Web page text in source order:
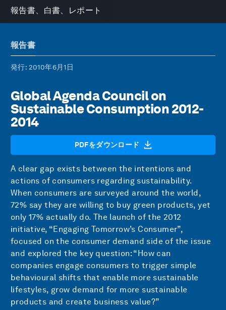
報告書、白書、レポート
報告書
発行: 2010年6月1日
Global Agenda Council on
Sustainable Consumption 2012-
2014
PDFをダウンロード
A clear gap exists between the intentions and
actions of consumers regarding sustainability.
When consumers are surveyed around the world,
72% say they are willing to buy green products, yet
only 17% actually do. The launch of the 2012
initiative, “Engaging Tomorrow’s Consumer”,
focused on the consumer demand side of the issue
and explored the key question: “How can
companies engage consumers to trigger simple
behavioural shifts that enable more sustainable
lifestyles, grow demand for more sustainable
products and create business value?”